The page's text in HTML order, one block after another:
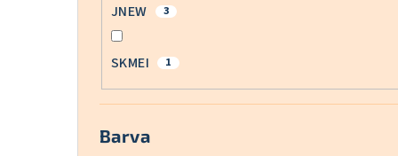
JNEW 3
SKMEI 1
Barva